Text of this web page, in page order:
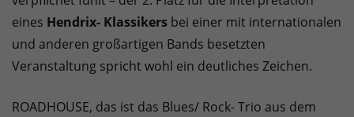
eines Hendrix- Klassikers bei einer mit internationalen
und anderen großartigen Bands besetzten
Veranstaltung spricht wohl ein deutliches Zeichen.
ROADHOUSE, das ist das Blues/ Rock- Trio aus dem